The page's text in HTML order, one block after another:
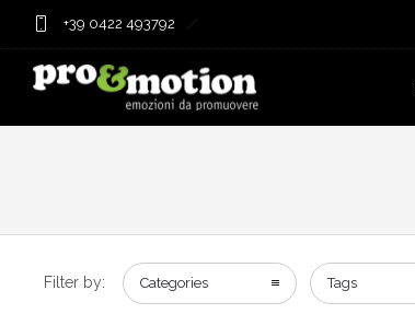
+39 0422 493792
Filter by: Categories Tags